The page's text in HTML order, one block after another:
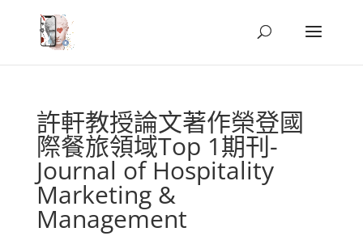
許軒教授論文著作榮登國
際餐旅領域Top 1期刊-
Journal of Hospitality
Marketing &
Management